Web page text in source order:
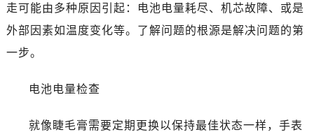
走可能由多种原因引起：电池电量耗尽、机芯故障、或是
外部因素如温度变化等。了解问题的根源是解决问题的第
一步。
电池电量检查
就像睫毛膏需要定期更换以保持最佳状态一样，手表